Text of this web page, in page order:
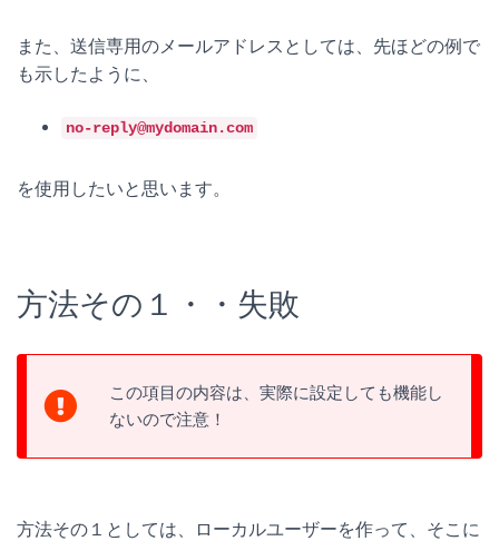
また、送信専用のメールアドレスとしては、先ほどの例で
も示したように、
no-reply@mydomain.com
を使用したいと思います。
方法その１・・失敗
この項目の内容は、実際に設定しても機能し
ないので注意！
方法その１としては、ローカルユーザーを作って、そこに